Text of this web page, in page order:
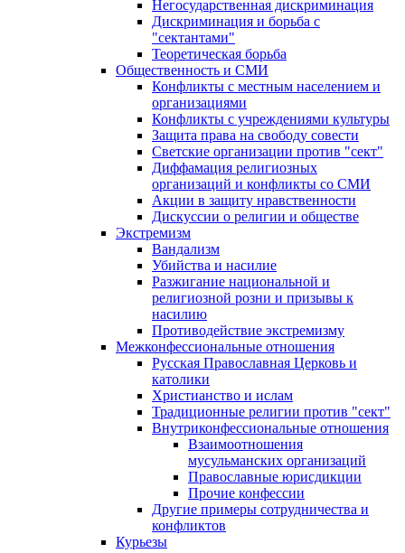
Негосударственная дискриминация
Дискриминация и борьба с
"сектантами"
Теоретическая борьба
Общественность и СМИ
Конфликты с местным населением и
организациями
Конфликты с учреждениями культуры
Защита права на свободу совести
Светские организации против "сект"
Диффамация религиозных
организаций и конфликты со СМИ
Акции в защиту нравственности
Дискуссии о религии и обществе
Экстремизм
Вандализм
Убийства и насилие
Разжигание национальной и
религиозной розни и призывы к
насилию
Противодействие экстремизму
Межконфессиональные отношения
Русская Православная Церковь и
католики
Христианство и ислам
Традиционные религии против "сект"
Внутриконфессиональные отношения
Взаимоотношения
мусульманских организаций
Православные юрисдикции
Прочие конфессии
Другие примеры сотрудничества и
конфликтов
Курьезы